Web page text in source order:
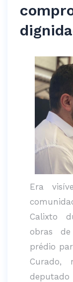
Era
Calixto
obras
prédio
Curado,